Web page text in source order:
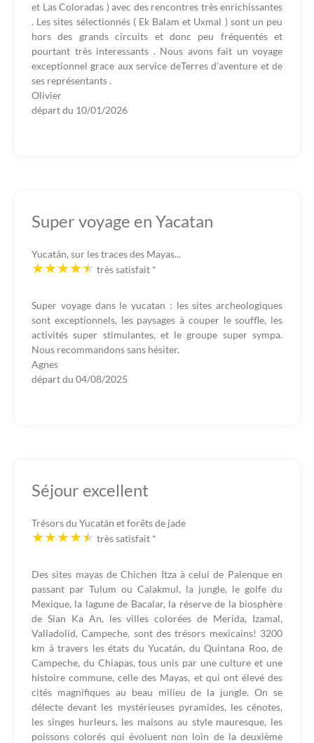
et Las Coloradas ) avec des rencontres très enrichissantes
. Les sites sélectionnés ( Ek Balam et Uxmal ) sont un peu
hors des grands circuits et donc peu fréquentés et
pourtant très interessants . Nous avons fait un voyage
exceptionnel grace aux service deTerres d'aventure et de
ses représentants .
Olivier
départ du 10/01/2026
Super voyage en Yacatan
Yucatán, sur les traces des Mayas...
très satisfait *
Super voyage dans le yucatan : les sites archeologiques
sont exceptionnels, les paysages à couper le souffle, les
activités super stimulantes, et le groupe super sympa.
Nous recommandons sans hésiter.
Agnes
départ du 04/08/2025
Séjour excellent
Trésors du Yucatán et forêts de jade
très satisfait *
Des sites mayas de Chichen Itza à celui de Palenque en
passant par Tulum ou Calakmul, la jungle, le golfe du
Mexique, la lagune de Bacalar, la réserve de la biosphère
de Sian Ka An, les villes colorées de Merida, Izamal,
Valladolid, Campeche, sont des trésors mexicains! 3200
km à travers les états du Yucatán, du Quintana Roo, de
Campeche, du Chiapas, tous unis par une culture et une
histoire commune, celle des Mayas, et qui ont élevé des
cités magnifiques au beau milieu de la jungle. On se
délecte devant les mystérieuses pyramides, les cénotes,
les singes hurleurs, les maisons au style mauresque, les
poissons colorés qui évoluent non loin de la deuxième